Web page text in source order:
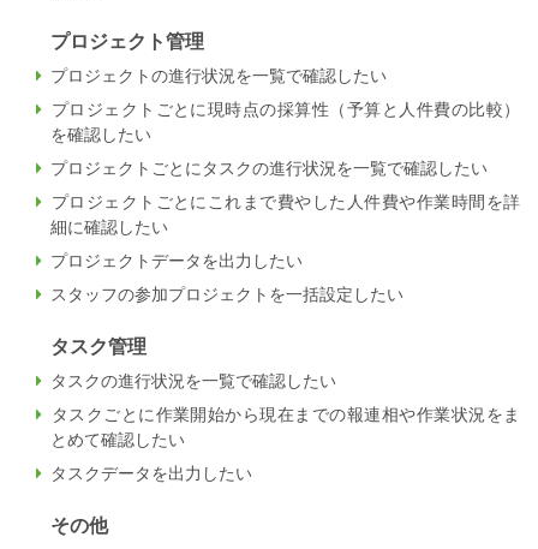
プロジェクト管理
プロジェクトの進行状況を一覧で確認したい
プロジェクトごとに現時点の採算性（予算と人件費の比較）
を確認したい
プロジェクトごとにタスクの進行状況を一覧で確認したい
プロジェクトごとにこれまで費やした人件費や作業時間を詳
細に確認したい
プロジェクトデータを出力したい
スタッフの参加プロジェクトを一括設定したい
タスク管理
タスクの進行状況を一覧で確認したい
タスクごとに作業開始から現在までの報連相や作業状況をま
とめて確認したい
タスクデータを出力したい
その他